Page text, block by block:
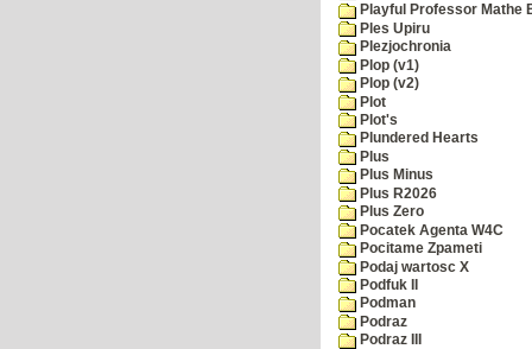
Playful Professor Mathe
Ples Upiru
Plezjochronia
Plop (v1)
Plop (v2)
Plot
Plot's
Plundered Hearts
Plus
Plus Minus
Plus R2026
Plus Zero
Pocatek Agenta W4C
Pocitame Zpameti
Podaj wartosc X
Podfuk II
Podman
Podraz
Podraz III